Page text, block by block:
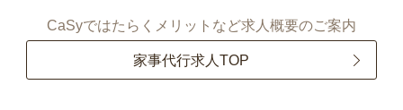
CaSyではたらくメリットなど求人概要のご案内
家事代行求人TOP